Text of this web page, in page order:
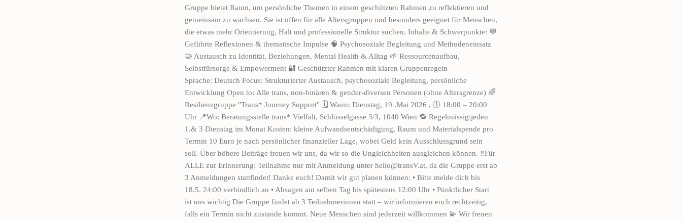
Gruppe bietet Raum, um persönliche Themen in einem geschützten Rahmen zu reflektieren und
gemeinsam zu wachsen. Sie ist offen für alle Altersgruppen und besonders geeignet für Menschen,
die etwas mehr Orientierung, Halt und professionelle Struktur suchen. Inhalte & Schwerpunkte: 💬
Geführte Reflexionen & thematische Impulse 🧠 Psychosoziale Begleitung und Methodeneinsatz
🤝 Austausch zu Identität, Beziehungen, Mental Health & Alltag 🌱 Ressourcenaufbau,
Selbstfürsorge & Empowerment 🔐 Geschützter Rahmen mit klaren Gruppenregeln
Sprache: Deutsch Focus: Strukturierter Austausch, psychosoziale Begleitung, persönliche
Entwicklung Open to: Alle trans, non-binären & gender-diversen Personen (ohne Altersgrenze) 🌈
Resilienzgruppe "Trans* Journey Support" 🗓 Wann: Dienstag, 19 .Mai 2026 , 🕕 18:00 – 20:00
Uhr 📍Wo: Beratungsstelle trans* Vielfalt, Schlüsselgasse 3/3, 1040 Wien 🔁 Regelmässig:jeden
1.& 3 Dienstag im Monat Kosten: kleine Aufwandsentschädigung, Raum und Materialspende pro
Termin 10 Euro je nach persönlicher finanzieller Lage, wobei Geld kein Ausschlussgrund sein
soll. Über höhere Beiträge freuen wir uns, da wir so die Ungleichheiten ausgleichen können. ‼️Für
ALLE zur Erinnerung: Teilnahme nur mit Anmeldung unter hello@transV.at, da die Gruppe erst ab
3 Anmeldungen stattfindet! Danke euch! Damit wir gut planen können: •⁠ ⁠Bitte melde dich bis
18.5. 24:00 verbindlich an •⁠ ⁠Absagen am selben Tag bis spätestens 12:00 Uhr •⁠ ⁠Pünktlicher Start
ist uns wichtig Die Gruppe findet ab 3 Teilnehmerinnen statt – wir informieren euch rechtzeitig,
falls ein Termin nicht zustande kommt. Neue Menschen sind jederzeit willkommen 💫 Wir freuen